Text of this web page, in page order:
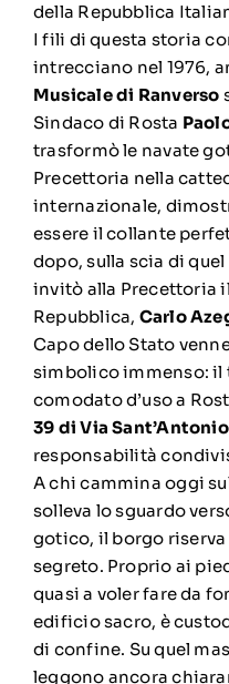
della Repubblica
I fili di questa storia
intrecciano nel 1976,
Musicale di Ranverso
Sindaco di Rosta
trasformò le navate
Precettoria nella
internazionale,
essere il collante
dopo, sulla scia di
invitò alla Precettoria
Repubblica, Carlo
Capo dello Stato
simbolico immenso:
comodato d’uso a
39 di Via
responsabilità
A chi cammina oggi
solleva lo sguardo
gotico, il borgo
segreto. Proprio ai
quasi a voler fare da
edificio sacro, è
di confine. Su quel
leggono ancora